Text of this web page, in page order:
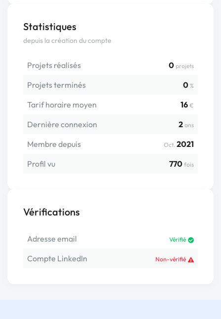
Statistiques
depuis la création du compte
Projets réalisés 0 projets
Projets terminés 0 %
Tarif horaire moyen 16 €
Dernière connexion 2 ans
Membre depuis Oct. 2021
Profil vu
770 fois
Vérifications
Adresse email Vérifié
Compte LinkedIn Non-vérifié